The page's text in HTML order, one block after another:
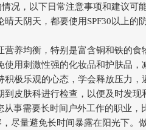
况，以下日常注意事项和建议可
晴天阴天，都要使用SPF30以上
营养均衡，特别是富含铜和铁的食
使用刺激性强的化妆品和护肤品，
积极乐观的心态，学会释放压力，
到皮肤科进行检查，以便及时发现
从事需要长时间户外工作的职业，
尽量避免长时间暴露在阳光下。